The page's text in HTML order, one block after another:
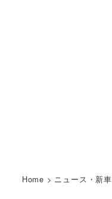
Home > ニュース・新車